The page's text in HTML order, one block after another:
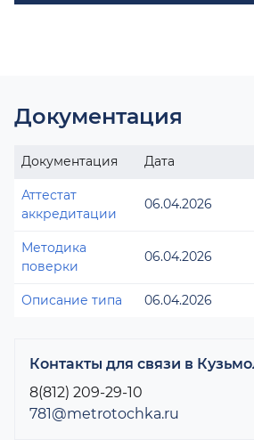
Документация
Документация Дата
Аттестат
аккредитации
06.04.2026
Методика
поверки
06.04.2026
Описание типа 06.04.2026
Контакты для связи в
8(812) 209-29-10
781@metrotochka.ru